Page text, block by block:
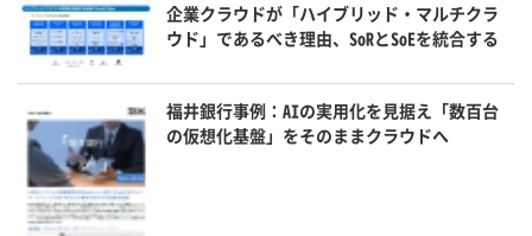
企業クラウドが「ハイブリッド・マルチクラ
ウド」であるべき理由、SoRとSoEを統合する
福井銀行事例：AIの実用化を見据え「数百台
の仮想化基盤」をそのままクラウドへ